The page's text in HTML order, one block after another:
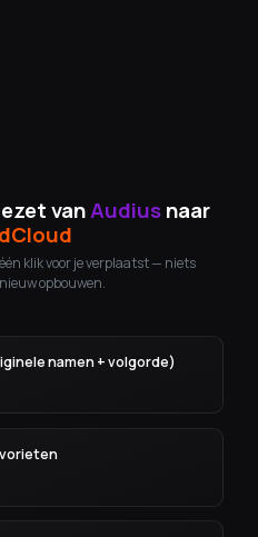
vanAudiusnaar
klik voor je verplaatst — niets
opbouwen.
namen + volgorde)